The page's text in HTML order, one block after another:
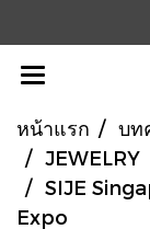
หน้าแรก บท
JEWELRY
SIJE
Expo